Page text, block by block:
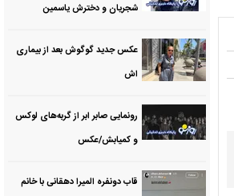
شجریان و دخترش یاسمین
عکس جدید گوگوش بعد از بیماری
اش
رونمایی صابر ابر از گربه‌های لوکس
و کمیابش/عکس
قاب دونفره المیرا دهقانی با خانم